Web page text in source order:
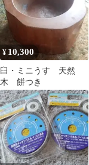
¥ 10,300
臼・ミニうす 天然
木 餅つき